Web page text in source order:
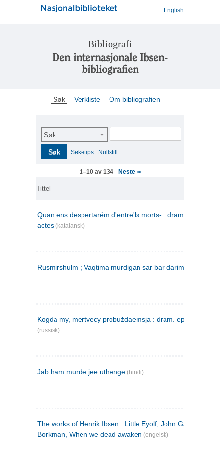
English
Bibliografi
Den internasjonale Ibsen-
bibliografien
Søk Verkliste Om bibliografien
Søk
Søk Søketips Nullstill
1–10 av 134 Neste >>
Tittel
Quan ens despertarém d'entre'ls morts- : drama en tres
actes (katalansk)
Rusmirshulm ; Vaqtima murdigan sar bar darim
Kogda my, mertvecy probuždaemsja : dram. epilog v 3 d
(russisk)
Jab ham murde jee uthenge (hindi)
The works of Henrik Ibsen : Little Eyolf, John Gabriel
Borkman, When we dead awaken (engelsk)